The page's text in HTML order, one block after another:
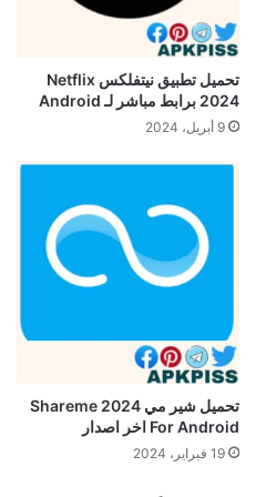
تحميل تطبيق نيتفلكس Netflix
2024 برابط مباشر لـ Android
9 أبريل، 2024
تحميل شير مي 2024 Shareme
For Android اخر اصدار
19 فبراير، 2024